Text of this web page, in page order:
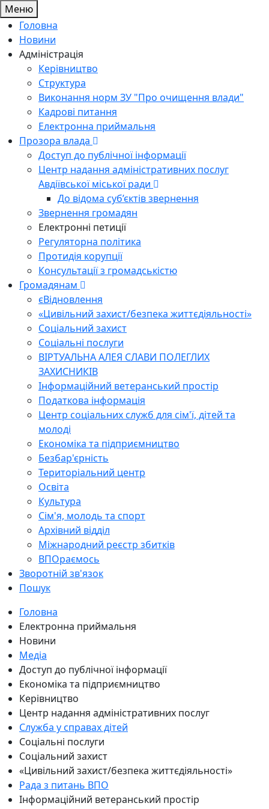
Меню
Головна
Новини
Адміністрація
Керівництво
Структура
Виконання норм ЗУ "Про очищення влади"
Кадрові питання
Електронна приймальня
Прозора влада
Доступ до публічної інформації
Центр надання адміністративних послуг
Авдіївської міської ради
До відома суб’єктів звернення
Звернення громадян
Електронні петиції
Регуляторна політика
Протидія корупції
Консультації з громадськістю
Громадянам
єВідновлення
«Цивільний захист/безпека життєдіяльності»
Соціальний захист
Соціальні послуги
ВІРТУАЛЬНА АЛЕЯ СЛАВИ ПОЛЕГЛИХ
ЗАХИСНИКІВ
Інформаційний ветеранський простір
Податкова інформація
Центр соціальних служб для сім'ї, дітей та
молоді
Економіка та підприємництво
Безбар'єрність
Територіальний центр
Освіта
Культура
Сім'я, молодь та спорт
Архівний відділ
Міжнародний реєстр збитків
ВПОраємось
Зворотній зв'язок
Пошук
Головна
Електронна приймальня
Новини
Медіа
Доступ до публічної інформації
Економіка та підприємництво
Керівництво
Центр надання адміністративних послуг
Служба у справах дітей
Соціальні послуги
Соціальний захист
«Цивільний захист/безпека життєдіяльності»
Рада з питань ВПО
Інформаційний ветеранський простір